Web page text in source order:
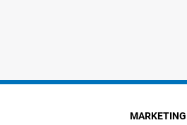
MARKETING